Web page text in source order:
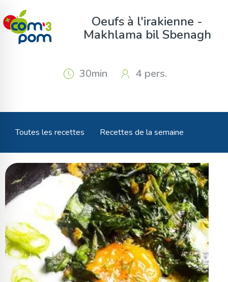
Oeufs à l'irakienne -
Makhlama bil Sbenagh
30min 4 pers.
Toutes les recettes Recettes de la semaine